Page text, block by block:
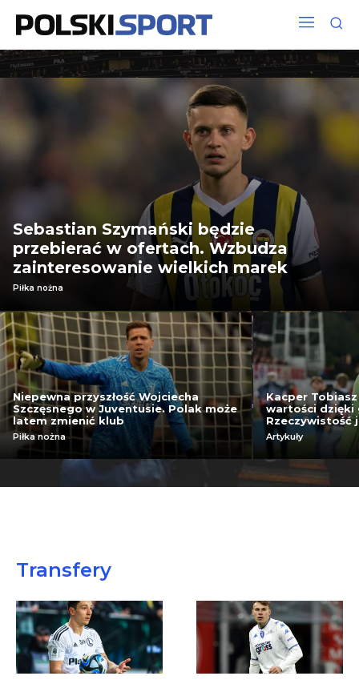
Sebastian Szymański będzie
przebierać w ofertach. Wzbudza
zainteresowanie wielkich marek
Piłka nożna
Niepewna przyszłość Wojciecha
Szczęsnego w Juventusie. Polak może
latem zmienić klub
Piłka nożna
Kacper Tobiasz
wartości dzięki
Rzeczywistość
Artykuły
Transfery